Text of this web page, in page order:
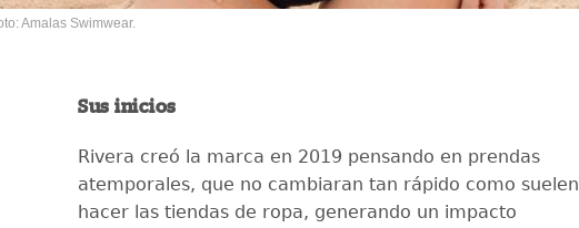
Amalas Swimwear.
Sus inicios
Rivera creó la marca en 2019 pensando en prendas
atemporales, que no cambiaran tan rápido como suelen
hacer las tiendas de ropa, generando un impacto